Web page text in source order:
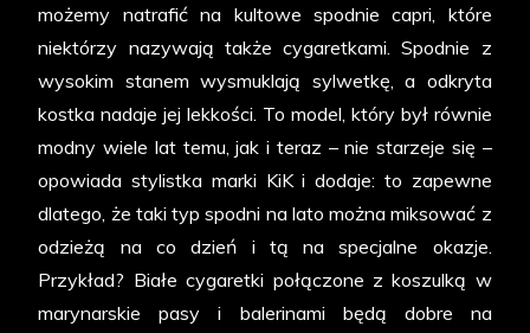
możemy natrafić na kultowe spodnie capri, które
niektórzy nazywają także cygaretkami. Spodnie z
wysokim stanem wysmuklają sylwetkę, a odkryta
kostka nadaje jej lekkości. To model, który był równie
modny wiele lat temu, jak i teraz – nie starzeje się –
opowiada stylistka marki KiK i dodaje: to zapewne
dlatego, że taki typ spodni na lato można miksować z
odzieżą na co dzień i tą na specjalne okazje.
Przykład? Białe cygaretki połączone z koszulką w
marynarskie pasy i balerinami będą dobre na